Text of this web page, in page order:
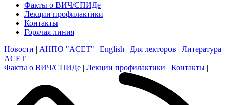
Факты о ВИЧ/СПИДе
Лекции профилактики
Контакты
Горячая линия
Новости | АНПО "ACET" | English | Для лекторов | Литература
ACET
Факты о ВИЧ/СПИДе | Лекции профилактики | Контакты |